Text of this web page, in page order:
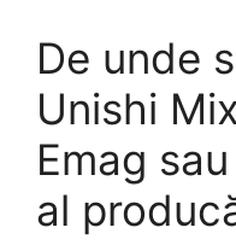
De unde
Unishi
Emag
al